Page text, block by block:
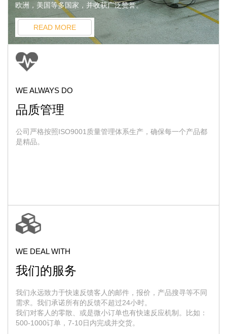
欧洲，美国等多国家，并收获广泛赞誉。
READ MORE
WE ALWAYS DO
品质管理
公司严格按照ISO9001质量管理体系生产，确保每一个产品都
是精品。
WE DEAL WITH
我们的服务
我们永远致力于快速反馈客人的邮件，报价，产品搜寻等不同
需求。我们承诺所有的反馈不超过24小时。
我们对客人的零散、或是微小订单也有快速反应机制。比如：
500-1000订单，7-10日内完成并交货。